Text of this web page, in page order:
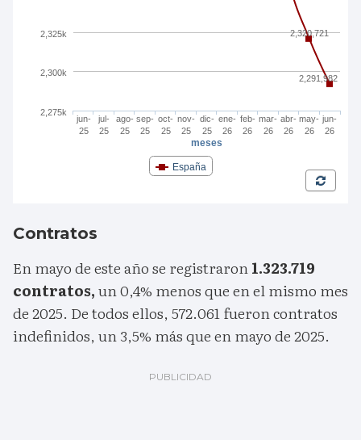
Contratos
En mayo de este año se registraron1.323.719
contratos,un 0,4% menos que en el mismo mes
de 2025. De todos ellos, 572.061 fueron contratos
indefinidos, un 3,5% más que en mayo de 2025.